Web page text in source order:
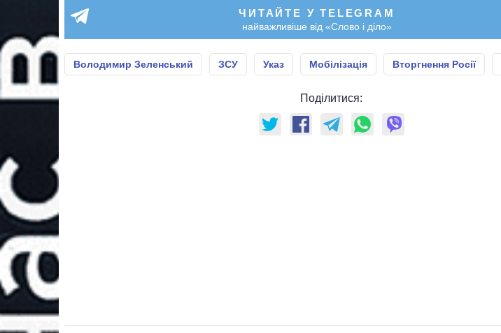
ЧИТАЙТЕ У TELEGRAM
найважливіше від «Слово і діло»
Володимир Зеленський ЗСУ Указ Мобілізація Вторгнення Росії
Поділитися: